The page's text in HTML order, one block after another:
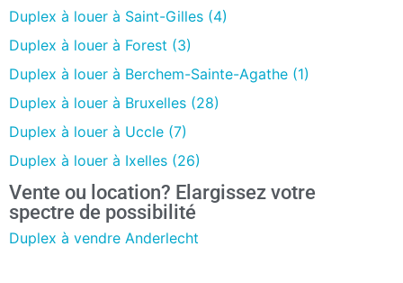
Duplex à louer à Saint-Gilles (4)
Duplex à louer à Forest (3)
Duplex à louer à Berchem-Sainte-Agathe (1)
Duplex à louer à Bruxelles (28)
Duplex à louer à Uccle (7)
Duplex à louer à Ixelles (26)
Vente ou location? Elargissez votre
spectre de possibilité
Duplex à vendre Anderlecht